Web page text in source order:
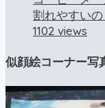
割れやすいの
1102 views
似顔絵コーナー写